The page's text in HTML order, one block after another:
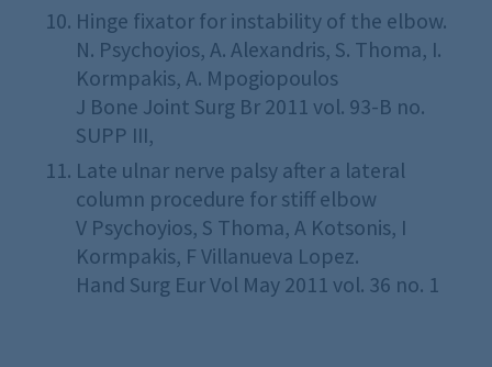
Hinge fixator for instability of the elbow.
N. Psychoyios, A. Alexandris, S. Thoma, I.
Kormpakis, A. Mpogiopoulos
J Bone Joint Surg Br 2011 vol. 93-B no.
SUPP III,
Late ulnar nerve palsy after a lateral
column procedure for stiff elbow
V Psychoyios, S Thoma, A Kotsonis, I
Kormpakis, F Villanueva Lopez.
Hand Surg Eur Vol May 2011 vol. 36 no. 1